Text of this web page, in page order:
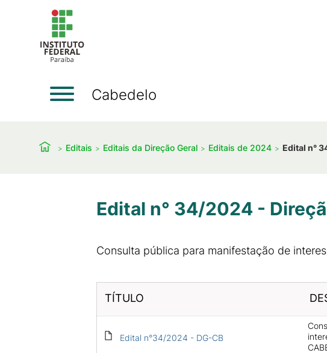
Cabedelo
Editais Editais da Direção Geral Editais de 2024 Edital n°
Edital n° 34/2024 -
Consulta pública para manifestação de
TÍTULO
Edital n°34/2024 - DG-CB